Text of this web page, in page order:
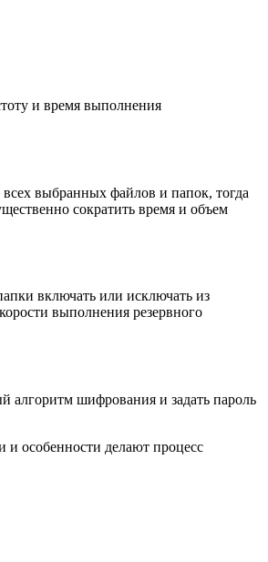
и время выполнения
выбранных файлов и папок, тогда
сократить время и объем
включать или исключать из
выполнения резервного
алгоритм шифрования и задать пароль
и особенности делают процесс